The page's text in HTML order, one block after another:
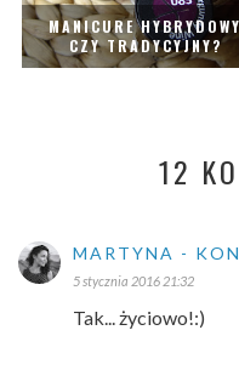
MANICURE HYBRYDOWY
CZY TRADYCYJNY?
12
MARTYNA -
5 stycznia 2016 21:32
Tak... życiowo!:)